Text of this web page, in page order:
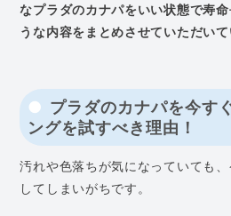
なプラダのカナパをいい状態で寿
うな内容をまとめさせていただいて
プラダのカナパを今す
ングを試すべき理由！
汚れや色落ちが気になっていても
してしまいがちです。